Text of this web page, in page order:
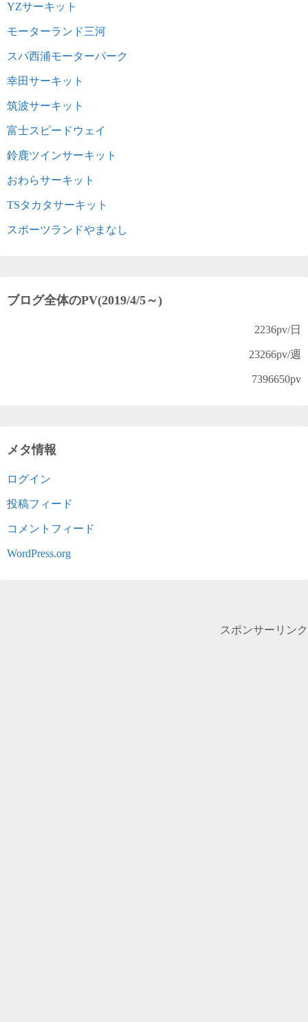
YZサーキット
モーターランド三河
スパ西浦モーターパーク
幸田サーキット
筑波サーキット
富士スピードウェイ
鈴鹿ツインサーキット
おわらサーキット
TSタカタサーキット
スポーツランドやまなし
ブログ全体のPV(2019/4/5～)
2236pv/日
23266pv/週
7396650pv
メタ情報
ログイン
投稿フィード
コメントフィード
WordPress.org
スポンサーリンク